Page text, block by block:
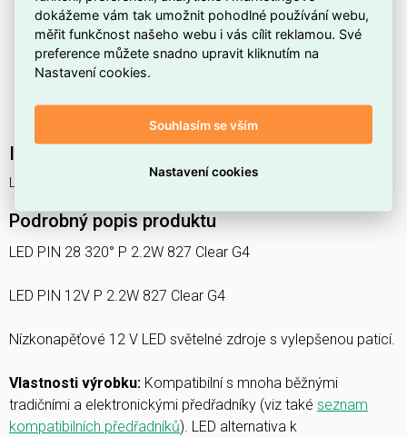
klasifikováno jakoteplá <3300 K).
Tvar zdroje je jiné, takže se hodí do speciálních nebo
netradičních svítidel.
LED PIN28 2.2W 827 CL G4 P LEDV
Podrobný popis produktu
LED PIN 28 320° P 2.2W 827 Clear G4
LED PIN 12V P 2.2W 827 Clear G4
Nízkonapěťové 12 V LED světelné zdroje s vylepšenou paticí.
Vlastnosti výrobku: Kompatibilní s mnoha běžnými
tradičními a elektronickými předřadníky (viz také seznam
kompatibilních předřadníků). LED alternativa k
dokážeme vám tak umožnit pohodlné používání webu,
měřit funkčnost našeho webu i vás cílit reklamou. Své
preference můžete snadno upravit kliknutím na
Nastavení cookies.
Souhlasím se vším
Nastavení cookies